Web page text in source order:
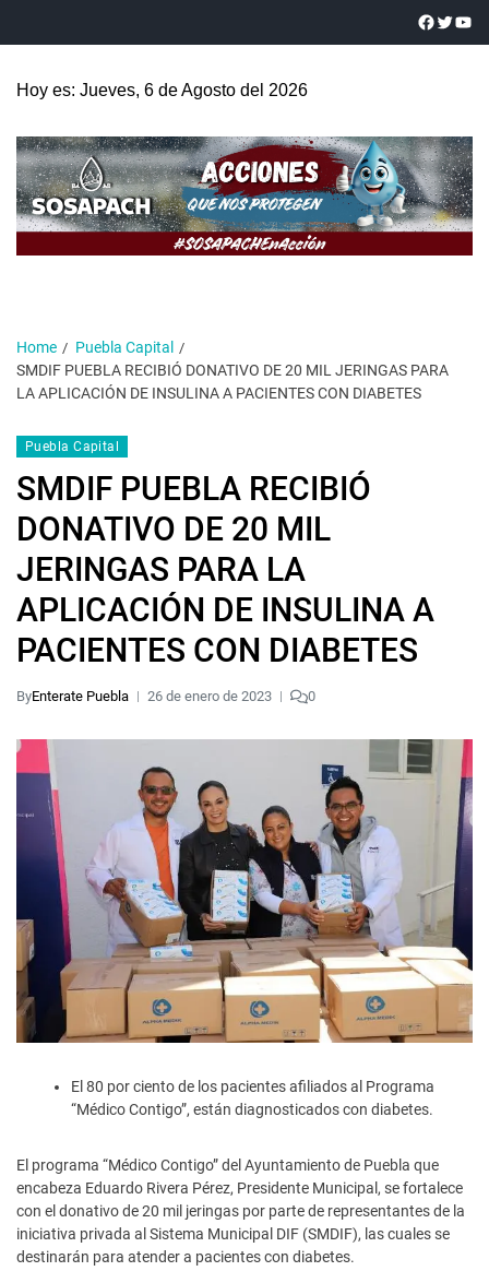
Hoy es: Jueves, 6 de Agosto del 2026
Home
Puebla Capital
SMDIF PUEBLA RECIBIÓ DONATIVO DE 20 MIL JERINGAS PARA
LA APLICACIÓN DE INSULINA A PACIENTES CON DIABETES
Puebla Capital
SMDIF PUEBLA RECIBIÓ
DONATIVO DE 20 MIL
JERINGAS PARA LA
APLICACIÓN DE INSULINA A
PACIENTES CON DIABETES
ByEnterate Puebla 26 de enero de 2023 0
El 80 por ciento de los pacientes afiliados al Programa
“Médico Contigo”, están diagnosticados con diabetes.
El programa “Médico Contigo” del Ayuntamiento de Puebla que
encabeza Eduardo Rivera Pérez, Presidente Municipal, se fortalece
con el donativo de 20 mil jeringas por parte de representantes de la
iniciativa privada al Sistema Municipal DIF (SMDIF), las cuales se
destinarán para atender a pacientes con diabetes.